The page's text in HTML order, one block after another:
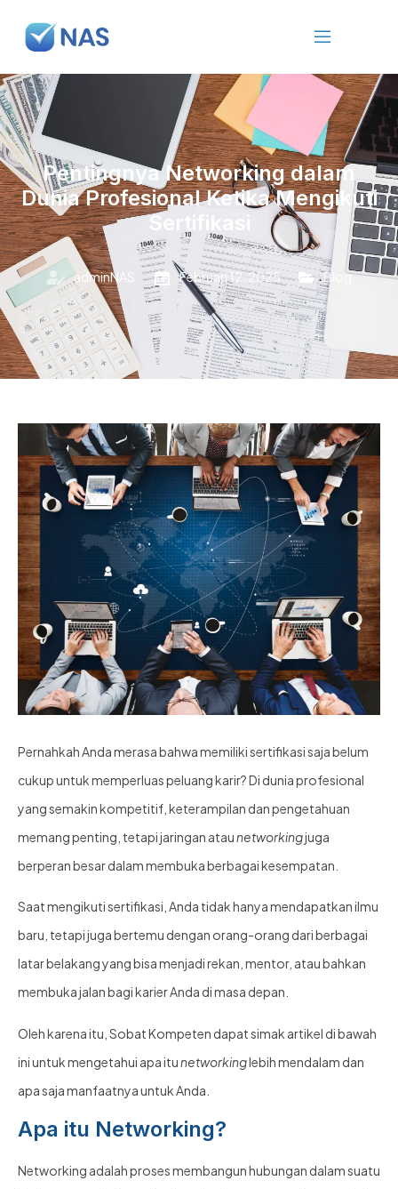
Pentingnya Networking dalam
Dunia Profesional Ketika Mengikuti
Sertifikasi
adminNAS Februari 12, 2025 Blog
Pernahkah Anda merasa bahwa memiliki sertifikasi saja belum
cukup untuk memperluas peluang karir? Di dunia profesional
yang semakin kompetitif, keterampilan dan pengetahuan
memang penting, tetapi jaringan ataunetworkingjuga
berperan besar dalam membuka berbagai kesempatan.
Saat mengikuti sertifikasi, Anda tidak hanya mendapatkan ilmu
baru, tetapi juga bertemu dengan orang-orang dari berbagai
latar belakang yang bisa menjadi rekan, mentor, atau bahkan
membuka jalan bagi karier Anda di masa depan.
Oleh karena itu, Sobat Kompeten dapat simak artikel di bawah
ini untuk mengetahui apa itu networkinglebih mendalam dan
apa saja manfaatnya untuk Anda.
Apa itu Networking?
Networking adalah proses membangun hubungan dalam suatu